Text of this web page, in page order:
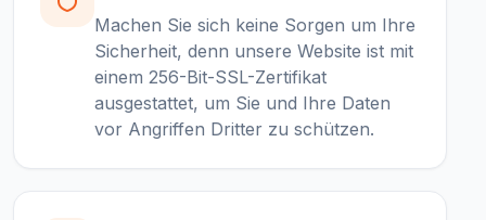
Machen Sie sich keine Sorgen um Ihre
Sicherheit, denn unsere Website ist mit
einem 256-Bit-SSL-Zertifikat
ausgestattet, um Sie und Ihre Daten
vor Angriffen Dritter zu schützen.